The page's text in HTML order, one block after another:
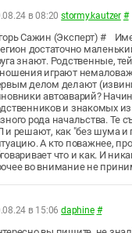
в 08:20 stormy.kautzer #
Сажин (Эксперт) #
достаточно
знают. Родственные,
играют
делом делают
автоаварий?
и знакомых
рода начальства. Те
и решают, как "без шума и
А кто поважнее,
что и как. И
во внимание не
в 15:06 daphine #